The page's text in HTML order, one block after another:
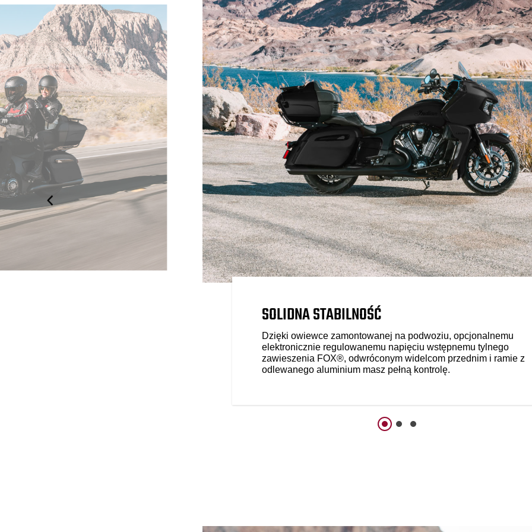
SOLIDNA STABILNOŚĆ
Dzięki owiewce zamontowanej na podwoziu, opcjonalnemu
elektronicznie regulowanemu napięciu wstępnemu tylnego
zawieszenia FOX®, odwróconym widelcom przednim i ramie z
odlewanego aluminium masz pełną kontrolę.